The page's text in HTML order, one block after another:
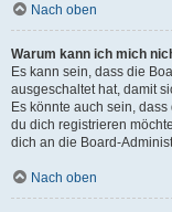
Nach oben
Warum kann ich mich
Es kann sein, dass die
ausgeschaltet hat, damit
Es könnte auch sein,
du dich registrieren
dich an die Board-
Nach oben